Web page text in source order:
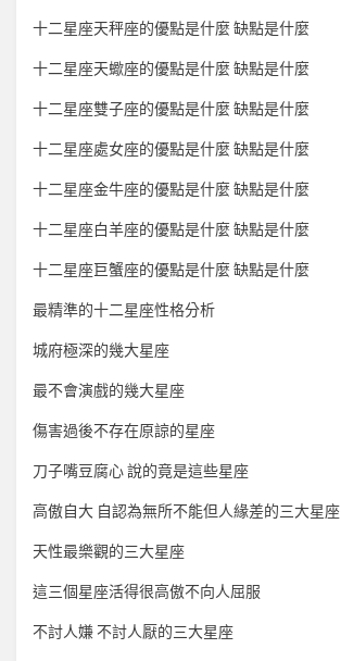
十二星座天秤座的優點是什麼 缺點是什麼
十二星座天蠍座的優點是什麼 缺點是什麼
十二星座雙子座的優點是什麼 缺點是什麼
十二星座處女座的優點是什麼 缺點是什麼
十二星座金牛座的優點是什麼 缺點是什麼
十二星座白羊座的優點是什麼 缺點是什麼
十二星座巨蟹座的優點是什麼 缺點是什麼
最精準的十二星座性格分析
城府極深的幾大星座
最不會演戲的幾大星座
傷害過後不存在原諒的星座
刀子嘴豆腐心 說的竟是這些星座
高傲自大 自認為無所不能但人緣差的三大星座
天性最樂觀的三大星座
這三個星座活得很高傲不向人屈服
不討人嫌 不討人厭的三大星座